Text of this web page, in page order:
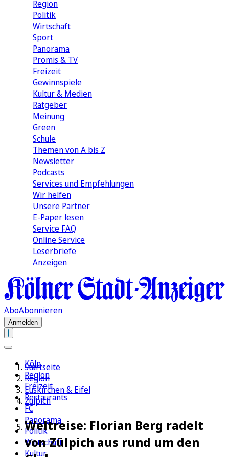
Region
Politik
Wirtschaft
Sport
Panorama
Promis & TV
Freizeit
Gewinnspiele
Kultur & Medien
Ratgeber
Meinung
Green
Schule
Themen von A bis Z
Newsletter
Podcasts
Services und Empfehlungen
Wir helfen
Unsere Partner
E-Paper lesen
Service FAQ
Online Service
Leserbriefe
Anzeigen
AboAbonnieren
Anmelden
Köln
Region
Freizeit
Restaurants
FC
Panorama
Politik
Wirtschaft
Kultur
Startseite
Region
Euskirchen & Eifel
Zülpich
Weltreise: Florian Berg radelt
von Zülpich aus rund um den